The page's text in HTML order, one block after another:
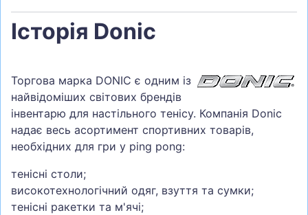
Історія Donic
Торгова марка DONIC є одним із
найвідоміших світових брендів
інвентарю для настільного тенісу. Компанія Donic
надає весь асортимент спортивних товарів,
необхідних для гри у ping pong:
тенісні столи;
високотехнологічний одяг, взуття та сумки;
тенісні ракетки та м'ячі;